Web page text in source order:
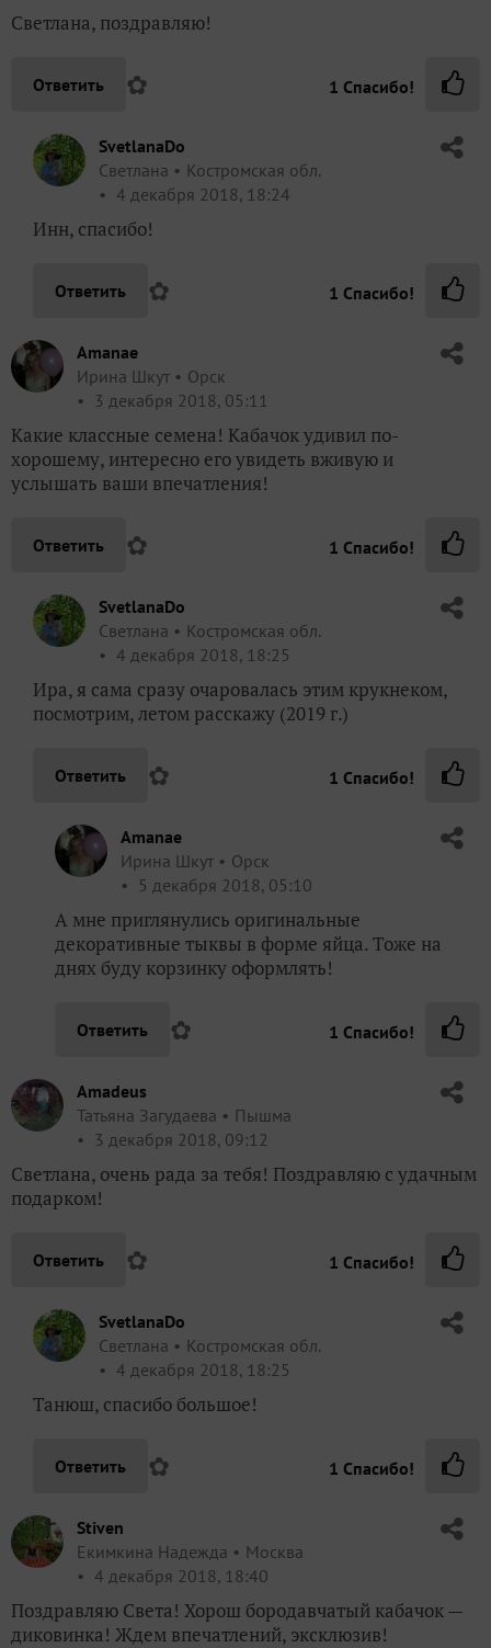
Светлана, поздравляю!
Ответить ✿ 1 Спасибо!
SvetlanaDo
Светлана
Костромская обл.
4 декабря 2018, 18:24
Инн, спасибо!
Ответить ✿ 1 Спасибо!
Amanae
Ирина Шкут
Орск
3 декабря 2018, 05:11
Какие классные семена! Кабачок удивил по-
хорошему, интересно его увидеть вживую и
услышать ваши впечатления!
Ответить ✿ 1 Спасибо!
SvetlanaDo
Светлана
Костромская обл.
4 декабря 2018, 18:25
Ира, я сама сразу очаровалась этим крукнеком,
посмотрим, летом расскажу (2019 г.)
Ответить ✿ 1 Спасибо!
Amanae
Ирина Шкут
Орск
5 декабря 2018, 05:10
А мне приглянулись оригинальные
декоративные тыквы в форме яйца. Тоже на
днях буду корзинку оформлять!
Ответить ✿ 1 Спасибо!
Amadeus
Татьяна Загудаева
Пышма
3 декабря 2018, 09:12
Светлана, очень рада за тебя! Поздравляю с удачным
подарком!
Ответить ✿ 1 Спасибо!
SvetlanaDo
Светлана
Костромская обл.
4 декабря 2018, 18:25
Танюш, спасибо большое!
Ответить ✿ 1 Спасибо!
Stiven
Екимкина Надежда
Москва
4 декабря 2018, 18:40
Поздравляю Света! Хорош бородавчатый кабачок —
диковинка! Ждем впечатлений, эксклюзив!